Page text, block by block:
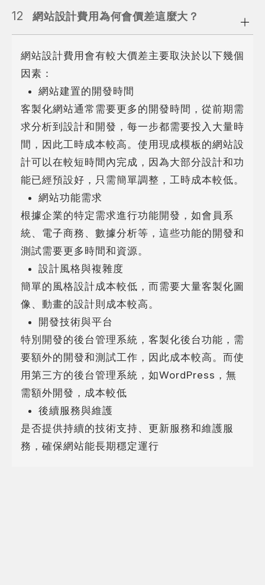
12 網站設計費用為何會價差這麼大？
網站設計費用會有較大價差主要取決於以下幾個
因素：
網站建置的開發時間
客製化網站通常需要更多的開發時間，從前期需
求分析到設計和開發，每一步都需要投入大量時
間，因此工時成本較高。使用現成模板的網站設
計可以在較短時間內完成，因為大部分設計和功
能已經預設好，只需簡單調整，工時成本較低。
網站功能需求
根據企業的特定需求進行功能開發，如會員系
統、電子商務、數據分析等，這些功能的開發和
測試需要更多時間和資源。
設計風格與複雜度
簡單的風格設計成本較低，而需要大量客製化圖
像、動畫的設計則成本較高。
開發技術與平台
特別開發的後台管理系統，客製化後台功能，需
要額外的開發和測試工作，因此成本較高。而使
用第三方的後台管理系統，如WordPress，無
需額外開發，成本較低
後續服務與維護
是否提供持續的技術支持、更新服務和維護服
務，確保網站能長期穩定運行